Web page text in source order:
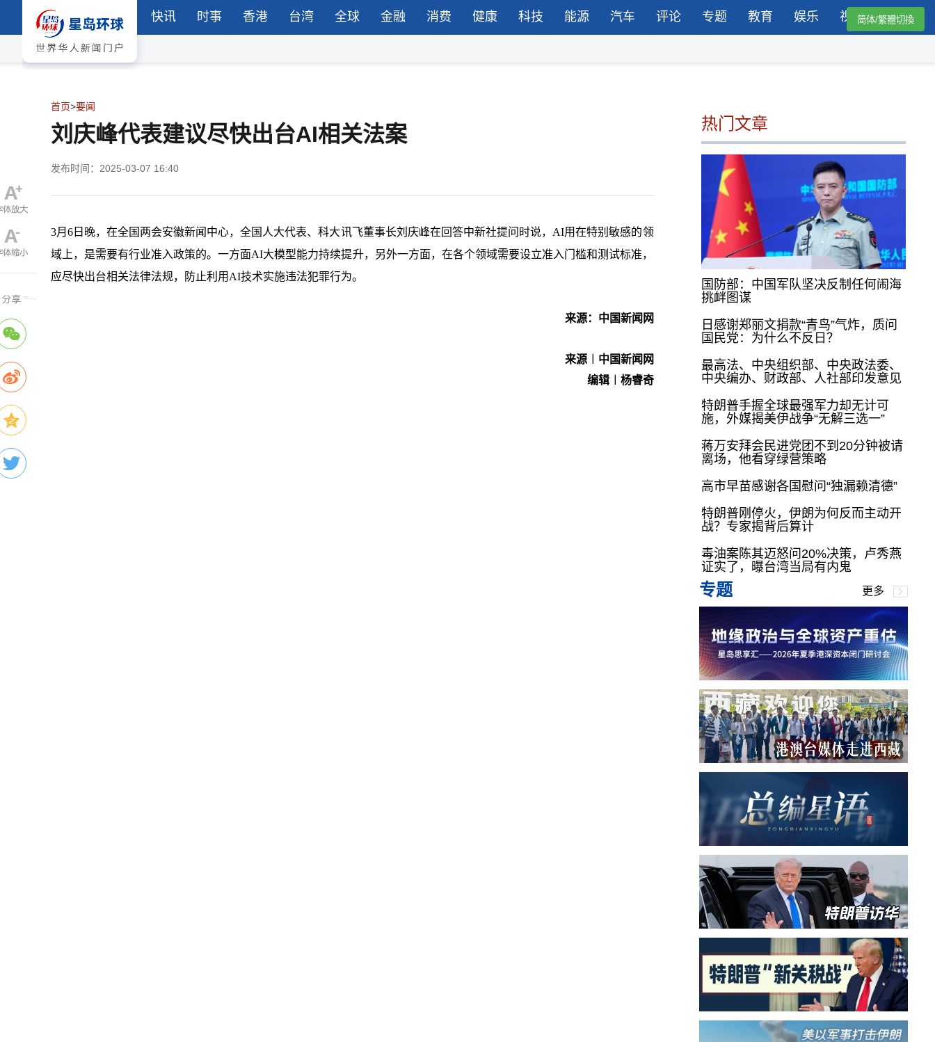
快讯 时事 香港 台湾 全球 金融 消费 健康 科技 能源 汽车 评论 专题 教育 娱乐 视频简体/繁體切換
首页>要闻
刘庆峰代表建议尽快出台AI相关法案
发布时间：2025-03-07 16:40
3月6日晚，在全国两会安徽新闻中心，全国人大代表、科大讯飞董事长刘庆峰在回答中新社提问时说，AI用在特别敏感的领
域上，是需要有行业准入政策的。一方面AI大模型能力持续提升，另外一方面，在各个领域需要设立准入门槛和测试标准，
应尽快出台相关法律法规，防止利用AI技术实施违法犯罪行为。
来源：中国新闻网
来源︱中国新闻网
编辑︱杨睿奇
热门文章
国防部：中国军队坚决反制任何闹海
挑衅图谋
日感谢郑丽文捐款“青鸟”气炸，质问
国民党：为什么不反日？
最高法、中央组织部、中央政法委、
中央编办、财政部、人社部印发意见
特朗普手握全球最强军力却无计可
施，外媒揭美伊战争“无解三选一”
蒋万安拜会民进党团不到20分钟被请
离场，他看穿绿营策略
高市早苗感谢各国慰问“独漏赖清德”
特朗普刚停火，伊朗为何反而主动开
战？专家揭背后算计
毒油案陈其迈怒问20%决策，卢秀燕
证实了，曝台湾当局有内鬼
专题 更多